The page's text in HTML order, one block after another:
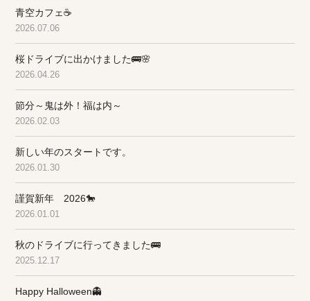
青空カフェ☕
2026.07.06
桜ドライブに出かけました🚌🌸
2026.04.26
節分～鬼は外！福は内～
2026.02.03
新しい年のスタートです。
2026.01.30
謹賀新年 2026🐎
2026.01.01
秋のドライブに行ってきました🚌
2025.12.17
Happy Halloween👻